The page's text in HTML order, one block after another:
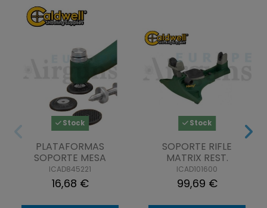
Stock
PLATAFORMAS
SOPORTE MESA
ICAD845221
16,68 €
Stock
SOPORTE RIFLE
MATRIX REST.
ICAD101600
99,69 €